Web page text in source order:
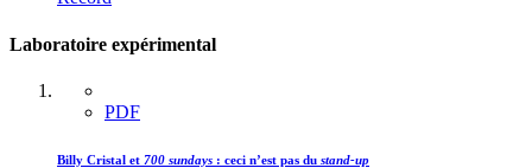
Laboratoire expérimental
PDF
Billy Cristal et 700 sundays : ceci n’est pas du stand-up